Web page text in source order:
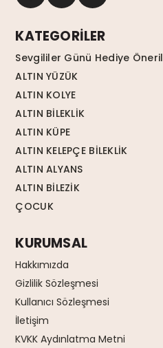
KATEGORİLER
Sevgililer Günü Hediye
ALTIN YÜZÜK
ALTIN KOLYE
ALTIN BİLEKLİK
ALTIN KÜPE
ALTIN KELEPÇE BİLEKLİK
ALTIN ALYANS
ALTIN BİLEZİK
ÇOCUK
KURUMSAL
Hakkımızda
Gizlilik Sözleşmesi
Kullanıcı Sözleşmesi
İletişim
KVKK Aydınlatma Metni